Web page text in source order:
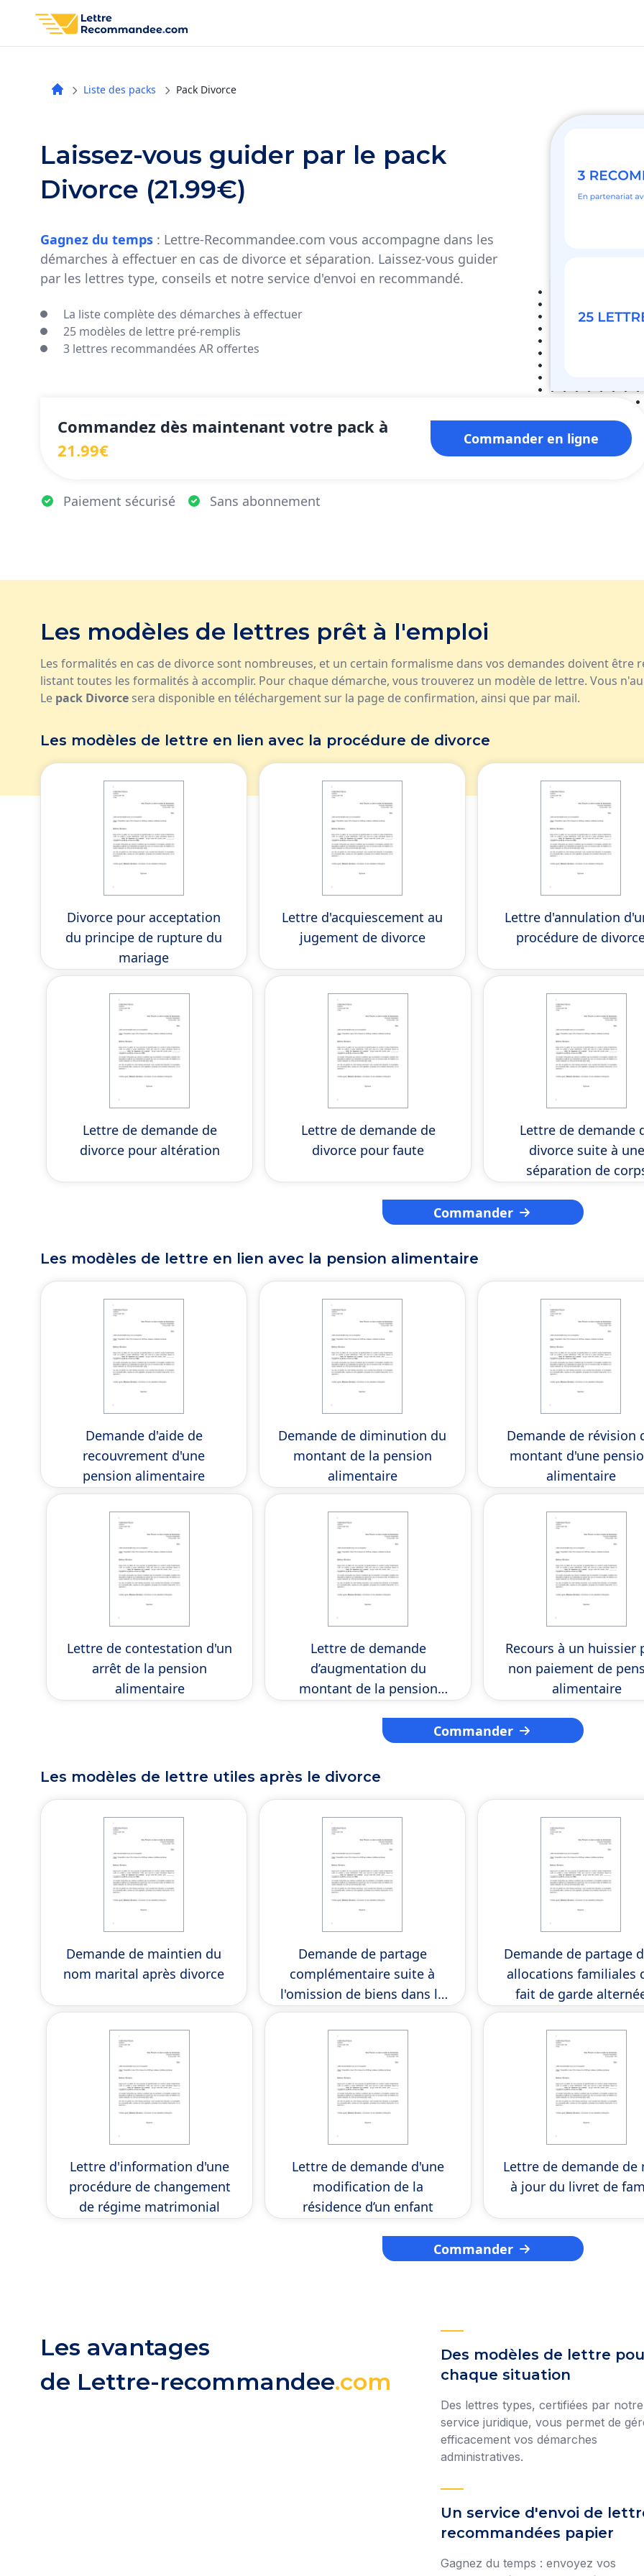
Liste des packs Pack Divorce
Laissez-vous guider par le pack
Divorce (21.99€)
Gagnez du temps : Lettre-Recommandee.com vous accompagne dans les
démarches à effectuer en cas de divorce et séparation. Laissez-vous guider
par les lettres type, conseils et notre service d'envoi en recommandé.
La liste complète des démarches à effectuer
25 modèles de lettre pré-remplis
3 lettres recommandées AR offertes
Commandez dès maintenant votre pack à
21.99€
Commander en ligne
Paiement sécurisé Sans abonnement
Les modèles de lettres prêt à l'emploi
Les formalités en cas de divorce sont nombreuses, et un certain formalisme dans vos demandes doivent être
listant toutes les formalités à accomplir. Pour chaque démarche, vous trouverez un modèle de lettre. Vous
Le pack Divorce sera disponible en téléchargement sur la page de confirmation, ainsi que par mail.
Les modèles de lettre en lien avec la procédure de divorce
Divorce pour acceptation
du principe de rupture du
mariage
Lettre d'acquiescement au
jugement de divorce
Lettre d'annulation
procédure de
Lettre de demande de
divorce pour altération
Lettre de demande de
divorce pour faute
Lettre de demande
divorce suite à une
séparation de
Commander
Les modèles de lettre en lien avec la pension alimentaire
Demande d'aide de
recouvrement d'une
pension alimentaire
Demande de diminution du
montant de la pension
alimentaire
Demande de révision
montant d'une
alimentaire
Lettre de contestation d'un
arrêt de la pension
alimentaire
Lettre de demande
d’augmentation du
montant de la pension
Recours à un huissier
non paiement de
alimentaire
Commander
Les modèles de lettre utiles après le divorce
Demande de maintien du
nom marital après divorce
Demande de partage
complémentaire suite à
l'omission de biens dans la
convention de divorce
Demande de partage
allocations familiales
fait de garde
Lettre d'information d'une
procédure de changement
de régime matrimonial
Lettre de demande d'une
modification de la
résidence d’un enfant
Lettre de demande de
à jour du livret de
Commander
Les avantages
de Lettre-recommandee.com
Des modèles de lettre
chaque situation
Des lettres types, certifiées par notre
service juridique, vous permet de
efficacement vos démarches
administratives.
Un service d'envoi de
recommandées papier
Gagnez du temps : envoyez vos